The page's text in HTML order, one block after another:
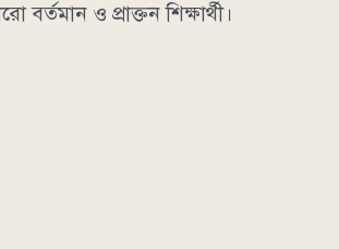
বর্তমান ও প্রাক্তন শিক্ষার্থী।